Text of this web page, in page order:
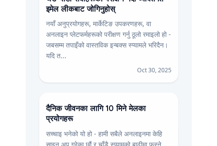
इमेल लीकबाट जोगिनुहोस्
नयाँ अनुप्रयोगहरू, मार्केटिङ उपकरणहरू, वा
अनलाइन प्लेटफर्महरूको परीक्षण गर्नु ठूलो रमाइलो हो -
जबसम्म तपाइँको वास्तविक इन्बक्स स्प्यामले भरिदैन।
यदि त...
Oct 30, 2025
दैनिक जीवनका लागि 10 मिने मेलका
प्रयोगहरू
सच्चाइ भनेको यो हो - हामी सबैले अनलाइनमा केहि
साइन अप गरेका छौं र चाँडै स्प्यामको बाढीमा फस्ने